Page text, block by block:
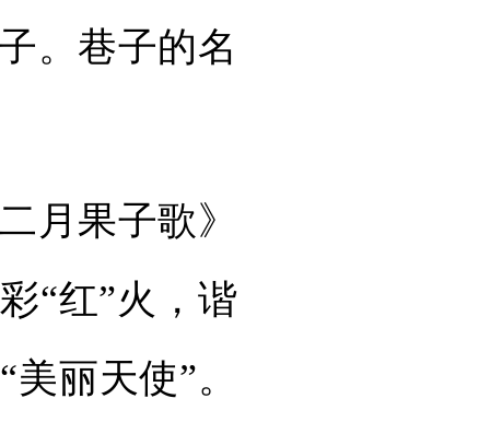
。巷子的名
果子歌》
“红”火，谐
丽天使”。